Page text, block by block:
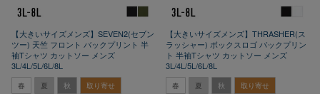
【大きいサイズメンズ】SEVEN2(セブン
ツー) 天竺 フロント バックプリント 半
袖Tシャツ カットソー メンズ
3L/4L/5L/6L/8L
春 夏 秋 取り寄せ
【大きいサイズメンズ】THRASHER(ス
ラッシャー) ボックスロゴ バックプリン
ト 半袖Tシャツ カットソー メンズ
3L/4L/5L/6L/8L
春 夏 秋 取り寄せ